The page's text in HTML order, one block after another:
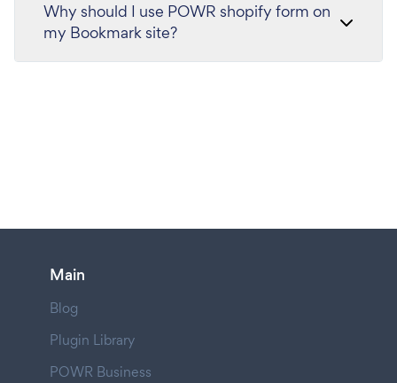
Why should I use POWR shopify form on
my Bookmark site?
Main
Blog
Plugin Library
POWR Business